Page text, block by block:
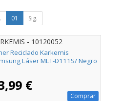
01 Sig.
- 10120052
Reciclado Karkemis
Láser MLT-D111S/ Negro
€
Comprar